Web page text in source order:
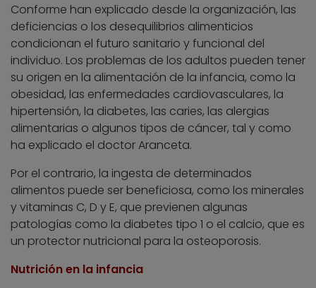
Conforme han explicado desde la organización, las
deficiencias o los desequilibrios alimenticios
condicionan el futuro sanitario y funcional del
individuo. Los problemas de los adultos pueden tener
su origen en la alimentación de la infancia, como la
obesidad, las enfermedades cardiovasculares, la
hipertensión, la diabetes, las caries, las alergias
alimentarias o algunos tipos de cáncer, tal y como
ha explicado el doctor Aranceta.
Por el contrario, la ingesta de determinados
alimentos puede ser beneficiosa, como los minerales
y vitaminas C, D y E, que previenen algunas
patologías como la diabetes tipo 1 o el calcio, que es
un protector nutricional para la osteoporosis.
Nutrición en la infancia